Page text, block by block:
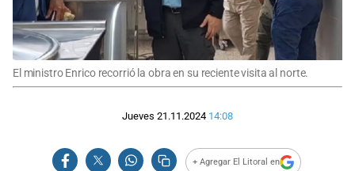
El ministro Enrico recorrió la obra en su reciente visita al norte.
Jueves 21.11.2024 14:08
+ Agregar El Litoral en